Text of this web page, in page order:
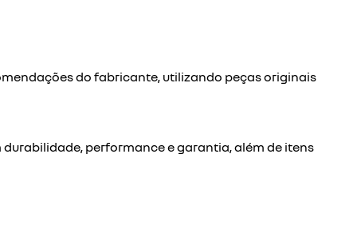
do fabricante, utilizando peças originais
performance e garantia, além de itens